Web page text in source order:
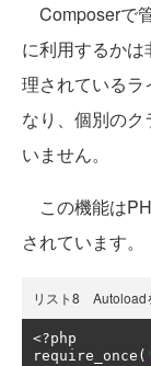
Composerで
に利用するか
理されている
なり、個別の
いません。
この機能は
されています。
リスト8 Autoload
<?php
require_once (